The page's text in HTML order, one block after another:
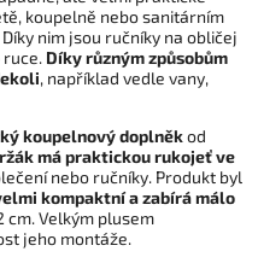
koupelně nebo sanitárním
nim jsou ručníky na obličej
ruce. Díky různým způsobům
, například vedle vany,
koupelnový doplněkod
má praktickou rukojeť ve
nebo ručníky. Produkt byl
kompaktní a zabírá málo
cm. Velkým plusem
jeho montáže.